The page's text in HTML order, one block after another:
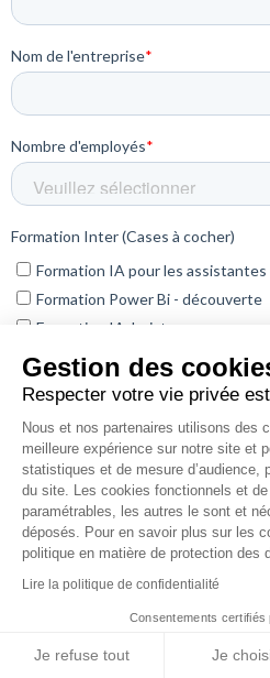
Gestion des
Respecter votre vie privée
Nous et nos partenaires utilisons des
meilleure expérience sur notre site et
statistiques et de mesure d’audience,
du site. Les cookies fonctionnels et
paramétrables, les autres le sont et
déposés. Pour en savoir plus sur les
politique en matière de protection des
Lire la politique de confidentialité
Consentements certifiés
Je refuse tout Je